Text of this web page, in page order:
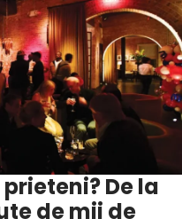
De la
de mii de